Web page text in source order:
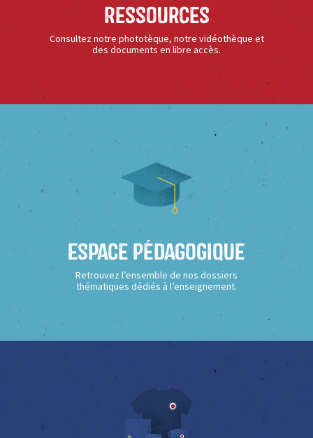
Ressources
Consultez notre phototèque, notre vidéothèque et
des documents en libre accès.
Espace Pédagogique
Retrouvez l’ensemble de nos dossiers
thématiques dédiés à l’enseignement.